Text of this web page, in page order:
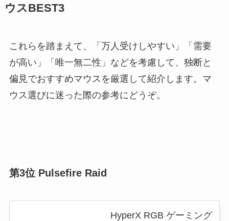
ウスBEST3
これらを踏まえて、「万人受けしやすい」「需要
が高い」「唯一無二性」などを考慮して、独断と
偏見でおすすめマウスを厳選して紹介します。マ
ウス選びに迷った際の参考にどうぞ。
第3位 Pulsefire Raid
HyperX RGB ゲーミング